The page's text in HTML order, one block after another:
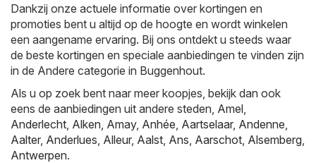
Dankzij onze actuele informatie over kortingen en
promoties bent u altijd op de hoogte en wordt winkelen
een aangename ervaring. Bij ons ontdekt u steeds waar
de beste kortingen en speciale aanbiedingen te vinden zijn
in de Andere categorie in Buggenhout.
Als u op zoek bent naar meer koopjes, bekijk dan ook
eens de aanbiedingen uit andere steden, Amel
Anderlecht Alken Amay, Anhée Aartselaar, Andenne
Aalter, Anderlues Alleur, Aalst Ans Aarschot Alsemberg
Antwerpen.